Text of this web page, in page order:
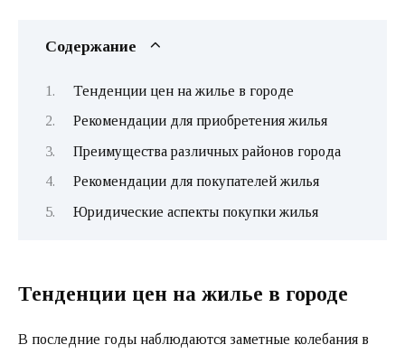
Содержание
Тенденции цен на жилье в городе
Рекомендации для приобретения жилья
Преимущества различных районов города
Рекомендации для покупателей жилья
Юридические аспекты покупки жилья
Тенденции цен на жилье в городе
В последние годы наблюдаются заметные колебания в